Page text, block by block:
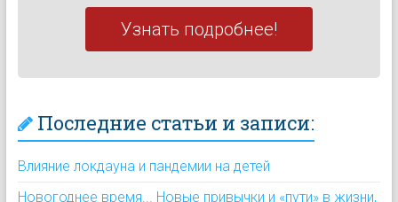
Узнать подробнее!
Последние статьи и записи:
Влияние локдауна и пандемии на детей
Новогоднее время... Новые привычки и «пути» в жизни,